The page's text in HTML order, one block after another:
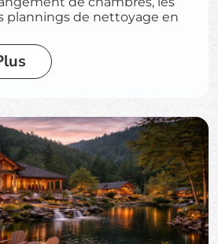
plannings de nettoyage en